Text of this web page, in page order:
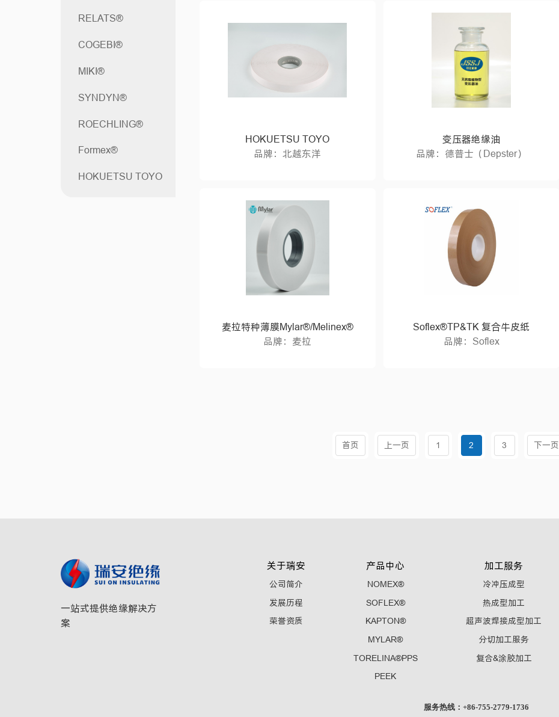
RELATS®
COGEBI®
MIKI®
SYNDYN®
ROECHLING®
Formex®
HOKUETSU TOYO
HOKUETSU TOYO
品牌：北越东洋
变压器绝缘油
品牌：德普士（Depster）
麦拉特种薄膜Mylar®/Melinex®
品牌：麦拉
Soflex®TP&TK 复合牛皮纸
品牌：Soflex
首页 上一页 1 2 3 下一页
一站式提供绝缘解决方
案
关于瑞安
公司简介
发展历程
荣誉资质
产品中心
NOMEX®
SOFLEX®
KAPTON®
MYLAR®
TORELINA®PPS
PEEK
加工服务
冷冲压成型
热成型加工
超声波焊接成型加工
分切加工服务
复合&涂胶加工
服务热线：+86-755-2779-1736